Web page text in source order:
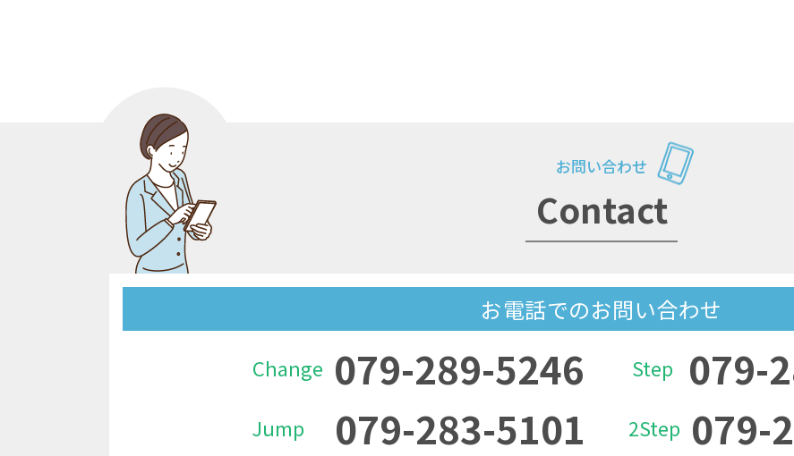
お問い合わせ
Contact
お電話でのお問い合わせ
Change 079-289-5246 Step 079-
Jump 079-283-5101 2Step 079-